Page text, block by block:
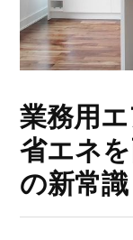
業務用
省エネ
の新常識